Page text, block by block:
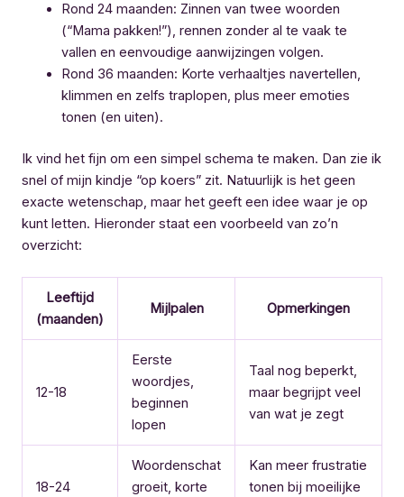
Rond 24 maanden: Zinnen van twee woorden
(“Mama pakken!”), rennen zonder al te vaak te
vallen en eenvoudige aanwijzingen volgen.
Rond 36 maanden: Korte verhaaltjes navertellen,
klimmen en zelfs traplopen, plus meer emoties
tonen (en uiten).
Ik vind het fijn om een simpel schema te maken. Dan zie ik
snel of mijn kindje “op koers” zit. Natuurlijk is het geen
exacte wetenschap, maar het geeft een idee waar je op
kunt letten. Hieronder staat een voorbeeld van zo’n
overzicht:
Leeftijd
(maanden)
Mijlpalen Opmerkingen
12-18
Eerste
woordjes,
beginnen
lopen
Taal nog beperkt,
maar begrijpt veel
van wat je zegt
18-24
Woordenschat
groeit, korte
Kan meer frustratie
tonen bij moeilijke